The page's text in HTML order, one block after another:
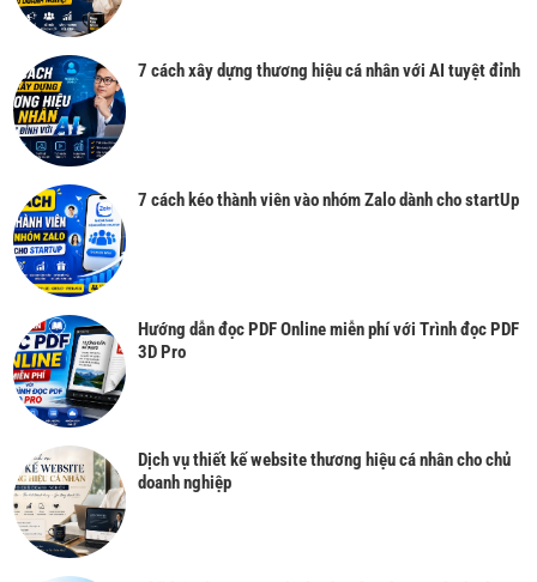
7 cách xây dựng thương hiệu cá nhân với AI tuyệt đỉnh
7 cách kéo thành viên vào nhóm Zalo dành cho startUp
Hướng dẫn đọc PDF Online miễn phí với Trình đọc PDF
3D Pro
Dịch vụ thiết kế website thương hiệu cá nhân cho chủ
doanh nghiệp